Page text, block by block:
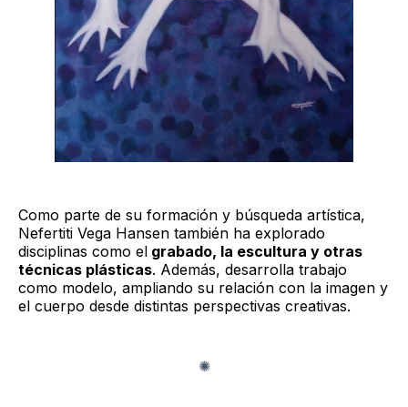
Como parte de su formación y búsqueda artística,
Nefertiti Vega Hansen también ha explorado
disciplinas como el grabado, la escultura y otras
técnicas plásticas. Además, desarrolla trabajo
como modelo, ampliando su relación con la imagen y
el cuerpo desde distintas perspectivas creativas.